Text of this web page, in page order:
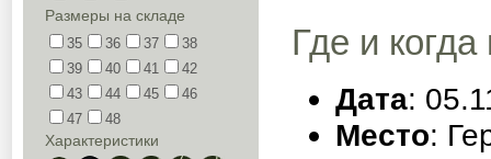
Размеры на складе
35 36 37
38
39
40 41
42
43
44 45
46
47
48
Характеристики
Где и
Дата:
Место: